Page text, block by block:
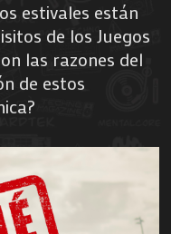
estivales están
de los Juegos
las razones del
de estos